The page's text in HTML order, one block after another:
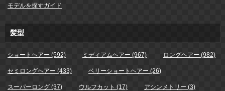
モデルを探すガイド
髪型
ショートヘアー (592) ミディアムヘアー (967) ロングヘアー (982)
セミロングヘアー (433) ベリーショートヘアー (26)
スーパーロング (37) ウルフカット (17) アシンメトリー (3)